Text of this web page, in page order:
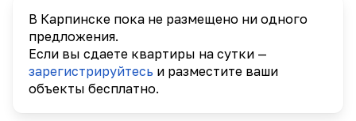
В Карпинске пока не размещено ни одного
предложения.
Если вы сдаете квартиры на сутки —
зарегистрируйтесь и разместите ваши
объекты бесплатно.